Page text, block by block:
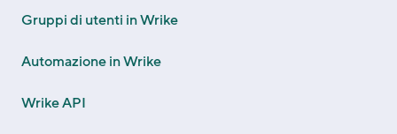
Gruppi di utenti in Wrike
Automazione in Wrike
Wrike API